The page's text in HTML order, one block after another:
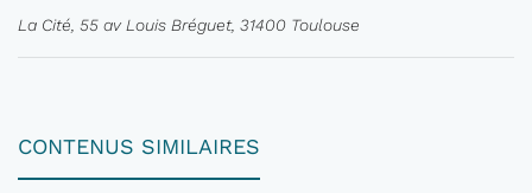
La Cité, 55 av Louis Bréguet, 31400 Toulouse
CONTENUS SIMILAIRES